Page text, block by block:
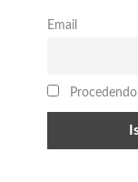
Email